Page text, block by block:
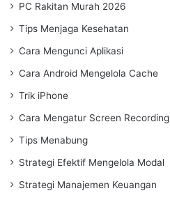
PC Rakitan Murah 2026
Tips Menjaga Kesehatan
Cara Mengunci Aplikasi
Cara Android Mengelola Cache
Trik iPhone
Cara Mengatur Screen Recording
Tips Menabung
Strategi Efektif Mengelola Modal
Strategi Manajemen Keuangan